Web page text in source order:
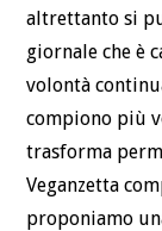
altrettanto si
giornale che è
volontà
compiono più
trasforma
Veganzetta
proponiamo